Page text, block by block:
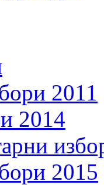
2011
2014
2015